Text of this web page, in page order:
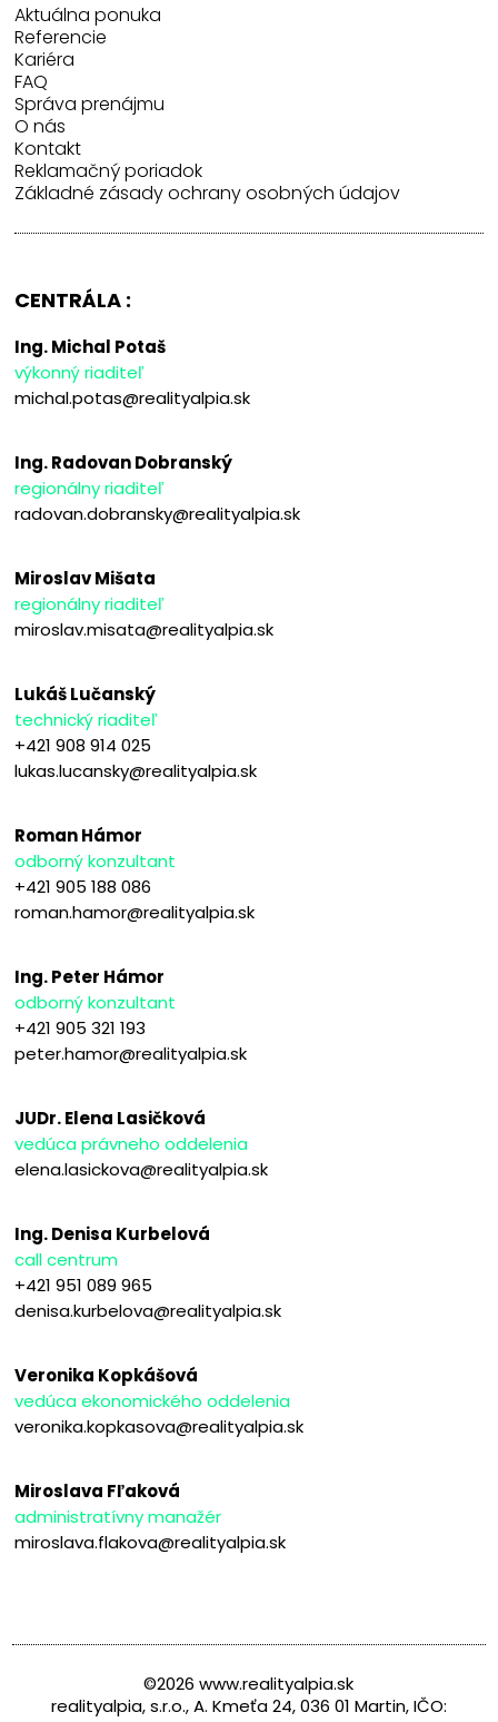
Aktuálna ponuka
Referencie
Kariéra
FAQ
Správa prenájmu
O nás
Kontakt
Reklamačný poriadok
Základné zásady ochrany osobných údajov
CENTRÁLA :
Ing. Michal Potaš
výkonný riaditeľ
michal.potas@realityalpia.sk
Ing. Radovan Dobranský
regionálny riaditeľ
radovan.dobransky@realityalpia.sk
Miroslav Mišata
regionálny riaditeľ
miroslav.misata@realityalpia.sk
Lukáš Lučanský
technický riaditeľ
+421 908 914 025
lukas.lucansky@realityalpia.sk
Roman Hámor
odborný konzultant
+421 905 188 086
roman.hamor@realityalpia.sk
Ing. Peter Hámor
odborný konzultant
+421 905 321 193
peter.hamor@realityalpia.sk
JUDr. Elena Lasičková
vedúca právneho oddelenia
elena.lasickova@realityalpia.sk
Ing. Denisa Kurbelová
call centrum
+421 951 089 965
denisa.kurbelova@realityalpia.sk
Veronika Kopkášová
vedúca ekonomického oddelenia
veronika.kopkasova@realityalpia.sk
Miroslava Fľaková
administratívny manažér
miroslava.flakova@realityalpia.sk
©2026 www.realityalpia.sk
realityalpia, s.r.o., A. Kmeťa 24, 036 01 Martin, IČO: